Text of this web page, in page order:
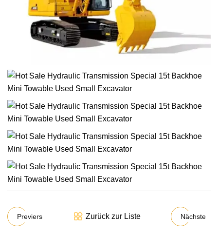
Previers Zurück zur Liste Nächste